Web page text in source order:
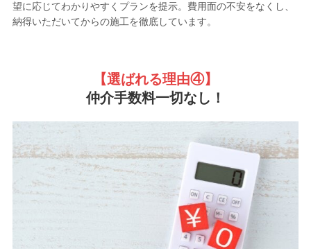
望に応じてわかりやすくプランを提示。費用面の不安をなくし、
納得いただいてからの施工を徹底しています。
【選ばれる理由④】
仲介手数料一切なし！